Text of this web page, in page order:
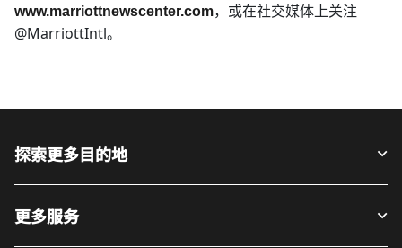
www.marriottnewscenter.com，或在社交媒体上关注
@MarriottIntl。​​
探索更多目的地
更多服务